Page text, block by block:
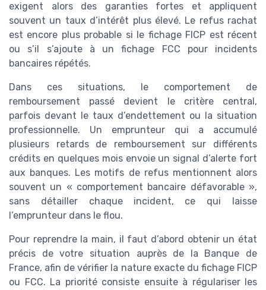
exigent alors des garanties fortes et appliquent
souvent un taux d’intérêt plus élevé. Le refus rachat
est encore plus probable si le fichage FICP est récent
ou s’il s’ajoute à un fichage FCC pour incidents
bancaires répétés.
Dans ces situations, le comportement de
remboursement passé devient le critère central,
parfois devant le taux d’endettement ou la situation
professionnelle. Un emprunteur qui a accumulé
plusieurs retards de remboursement sur différents
crédits en quelques mois envoie un signal d’alerte fort
aux banques. Les motifs de refus mentionnent alors
souvent un « comportement bancaire défavorable »,
sans détailler chaque incident, ce qui laisse
l’emprunteur dans le flou.
Pour reprendre la main, il faut d’abord obtenir un état
précis de votre situation auprès de la Banque de
France, afin de vérifier la nature exacte du fichage FICP
ou FCC. La priorité consiste ensuite à régulariser les